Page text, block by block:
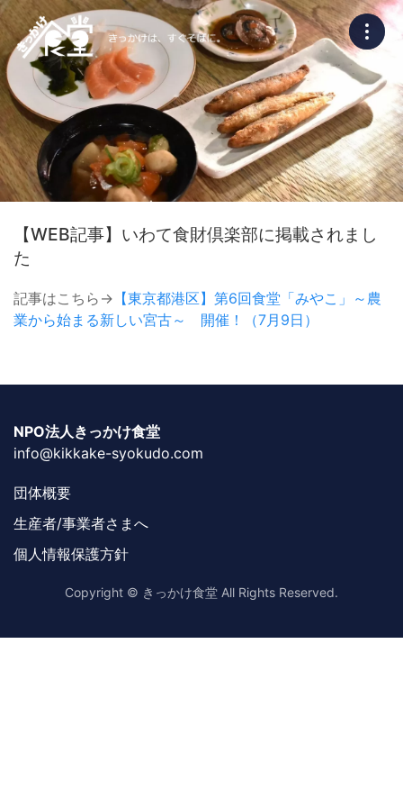
【WEB記事】いわて食財倶楽部に掲載されまし
た
記事はこちら→ 【東京都港区】第6回食堂「みやこ」～農
業から始まる新しい宮古～ 開催！（7月9日）
NPO法人きっかけ食堂
info@kikkake-syokudo.com
団体概要
生産者/事業者さまへ
個人情報保護方針
Copyright © きっかけ食堂 All Rights Reserved.